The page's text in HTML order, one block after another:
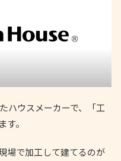
ハウスメーカーで、「工
。
場で加工して建てるのが